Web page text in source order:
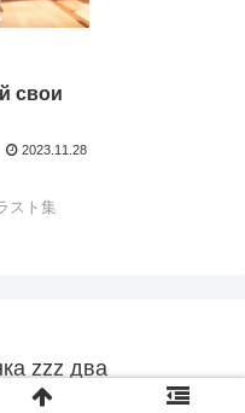
свои
2023.11.28
スト集
zzz два
zzz два.